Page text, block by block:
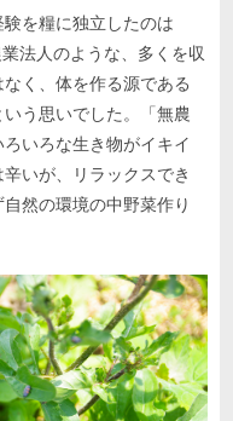
を糧に独立したのは
法人のような、多くを収
く、体を作る源である
う思いでした。「無農
いろな生き物がイキイ
いが、リラックスでき
然の環境の中野菜作り